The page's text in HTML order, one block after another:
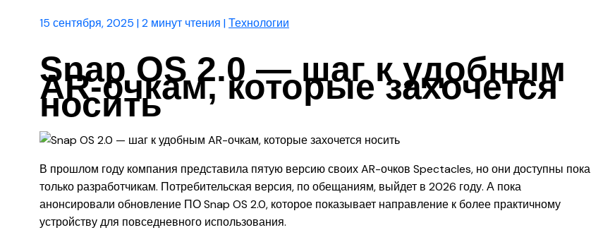
15 сентября, 2025 |2 минут чтения |Технологии
Snap OS 2.0 — шаг к удобным
AR-очкам, которые захочется
носить
В прошлом году компания представила пятую версию своих AR-очков Spectacles, но они доступны пока
только разработчикам. Потребительская версия, по обещаниям, выйдет в 2026 году. А пока
анонсировали обновление ПО Snap OS 2.0, которое показывает направление к более практичному
устройству для повседневного использования.